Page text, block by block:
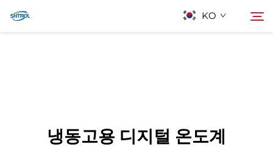
KO
냉동고용 디지털 온도계